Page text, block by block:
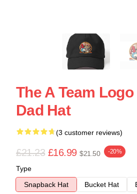
The A Team
Dad Hat
(3 customer reviews)
£21.23 £16.99 $21.50 -20%
Type
Snapback Hat
Bucket Hat